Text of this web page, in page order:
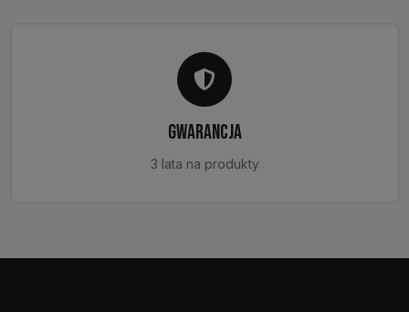
GWARANCJA
3 lata na produkty